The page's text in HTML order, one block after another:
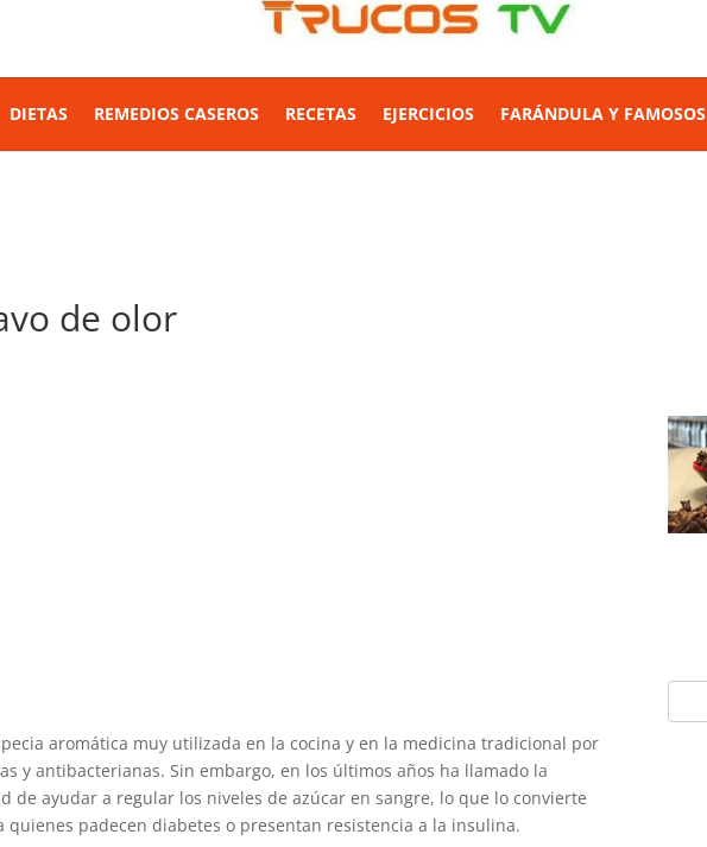
DIETAS REMEDIOS CASEROS RECETAS EJERCICIOS FARÁNDULA Y FAMOSOS
de olor
aromática muy utilizada en la cocina y en la medicina tradicional por
y antibacterianas. Sin embargo, en los últimos años ha llamado la
de ayudar a regular los niveles de azúcar en sangre, lo que lo convierte
padecen diabetes o presentan resistencia a la insulina.